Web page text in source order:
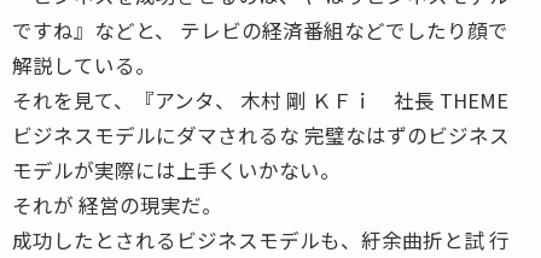
ですね』などと、 テレビの経済番組などでしたり顔で
解説している。
それを見て、『アンタ、 木村 剛 ＫＦｉ 社長 THEME
ビジネスモデルにダマされるな 完璧なはずのビジネス
モデルが実際には上手くいかない。
それが 経営の現実だ。
成功したとされるビジネスモデルも、紆余曲折と試 行